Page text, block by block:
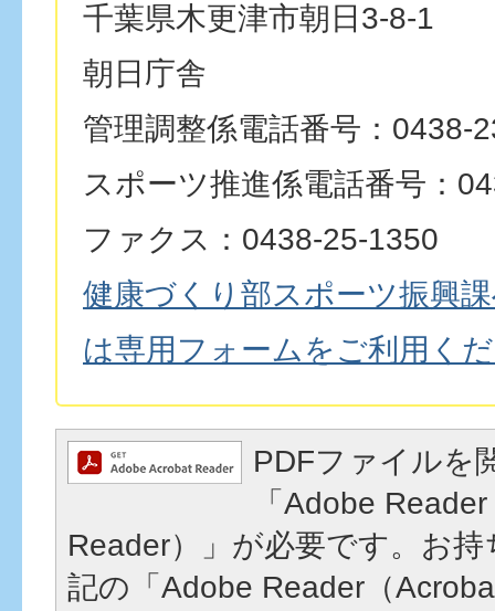
千葉県木更津市朝日3-8-1
朝日庁舎
管理調整係電話番号：0438-
スポーツ推進係電話番号：
ファクス：0438-25-1350
健康づくり部スポーツ振興
は専用フォームをご利用く
PDFファイルを
「Adobe
Reader）」が必要です。お
記の「Adobe Reader（